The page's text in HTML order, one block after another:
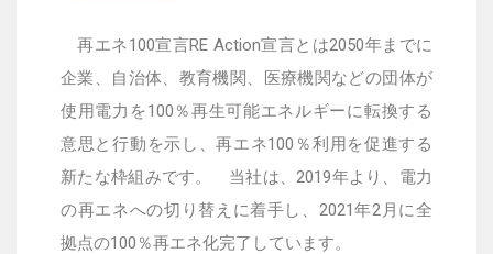
再エネ100宣言RE Action宣言とは2050年までに
企業、自治体、教育機関、医療機関などの団体が
使用電力を100 ％再生可能エネルギーに転換する
意思と行動を示し、再エネ100 ％利用を促進する
新たな枠組みです。
当社は、2019年より、電力
の再エネへの切り替えに着手し、 2021年2月に全
拠点の100 ％再エネ化完了しています。